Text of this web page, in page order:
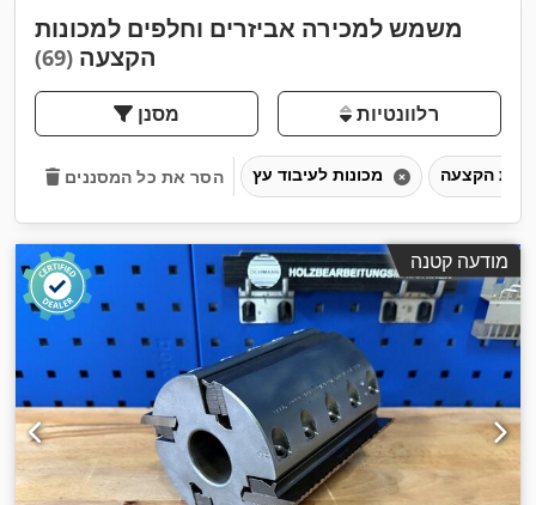
משמש למכירה אביזרים וחלפים למכונות
הקצעה (69)
מסנן רלוונטיות
הסר את כל המסננים
מודעה קטנה